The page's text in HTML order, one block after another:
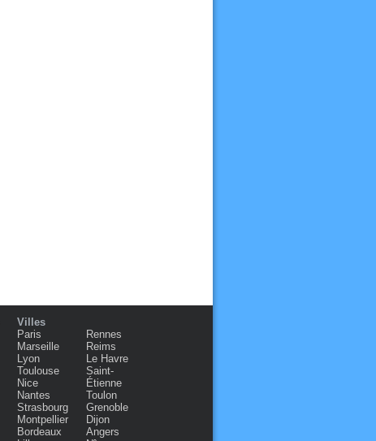
Villes
Paris
Marseille
Lyon
Toulouse
Nice
Nantes
Strasbourg
Montpellier
Bordeaux
Rennes
Reims
Le Havre
Saint-
Étienne
Toulon
Grenoble
Dijon
Angers